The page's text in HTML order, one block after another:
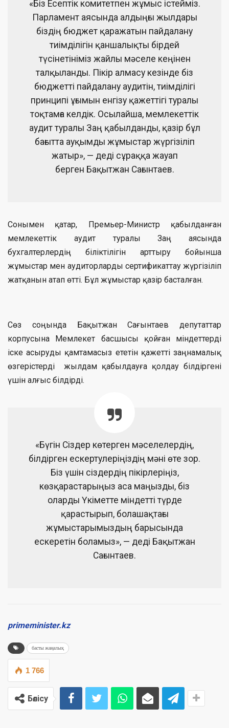
«Біз Есептік комитетпен жұмыс істейміз.
Парламент аясында алдыңғы жылдары
біздің бюджет қаражатын пайдалану
тиімділігін қаншалықты бірдей
түсінетініміз жайлы мәселе кеңінен
талқыланды. Пікір алмасу кезінде біз
бюджетті пайдалану аудитін, тиімділігі
принципі ұғымын енгізу қажеттігі туралы
тоқтамға келдік. Осылайша, мемлекеттік
аудит туралы Заң қабылданды, қазір бұл
бағытта ауқымды жұмыстар жүргізіліп
жатыр», — деді сұраққа жауап
берген Бақытжан Сағынтаев.
Сонымен қатар, Премьер-Министр қабылданған
мемлекеттік аудит туралы Заң аясында
бухгалтерлердің біліктілігін арттыру бойынша
жұмыстар мен аудиторларды сертификаттау жүргізіліп
жатқанын атап өтті. Бұл жұмыстар қазір басталған.
Сөз соңында Бақытжан Сағынтаев депутаттар
корпусына Мемлекет басшысы қойған міндеттерді
іске асыруды қамтамасыз ететін қажетті заңнамалық
өзгерістерді жылдам қабылдауға қолдау білдіргені
үшін алғыс білдірді.
«Бүгін Сіздер көтерген мәселелердің,
білдірген ескертулеріңіздің мәні өте зор.
Біз үшін сіздердің пікірлеріңіз,
көзқарастарыңыз аса маңызды, біз
оларды Үкіметте міндетті түрде
қарастырып, болашақтағы
жұмыстарымыздың барысында
ескеретін боламыз», — деді Бақытжан
Сағынтаев.
primeminister.kz
басты жаңалық
1 766
Бөлісу